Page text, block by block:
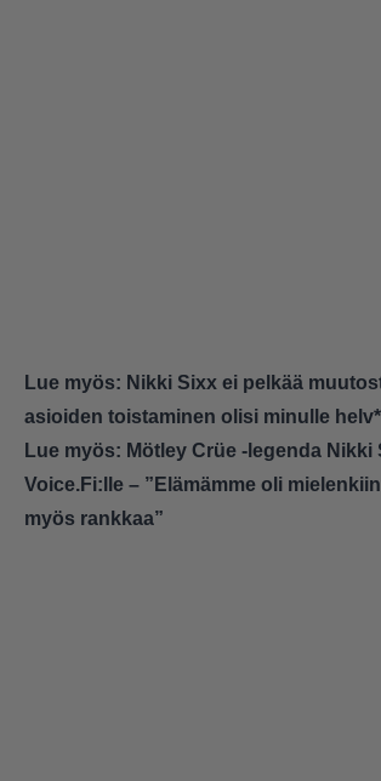
Lue myös: Nikki Sixx ei pelkää
asioiden toistaminen olisi minulle
Lue myös: Mötley Crüe -legenda Nikki
Voice.Fi:lle – ”Elämämme oli
myös rankkaa”